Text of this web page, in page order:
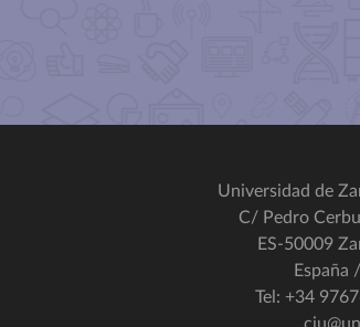
Universidad de
C/ Pedro
ES-50009
España
Tel: +34